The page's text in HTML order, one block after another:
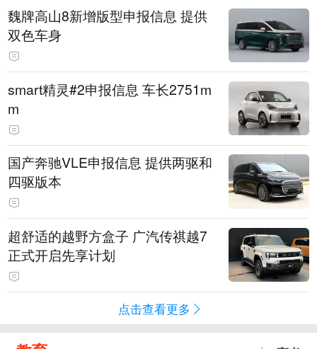
魏牌高山8新增版型申报信息 提供
双色车身
smart精灵#2申报信息 车长2751m
m
国产奔驰VLE申报信息 提供两驱和
四驱版本
超舒适的越野方盒子 广汽传祺越7
正式开启先享计划
点击查看更多